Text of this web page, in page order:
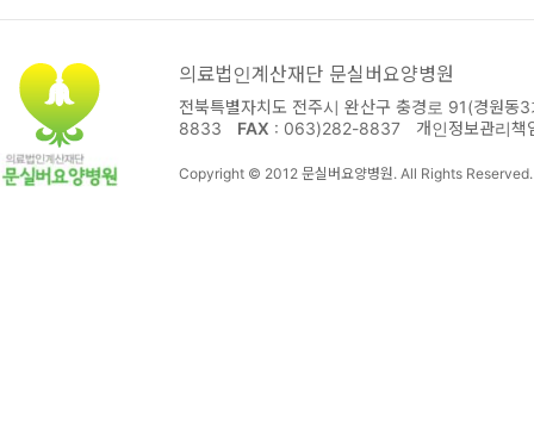
의료법인계산재단 문실버요양병원
전북특별자치도 전주시 완산구 충경로 91(경원동
8833
FAX : 063)282-8837 개인정보관리책
Copyright © 2012 문실버요양병원. All Rights Reserved.